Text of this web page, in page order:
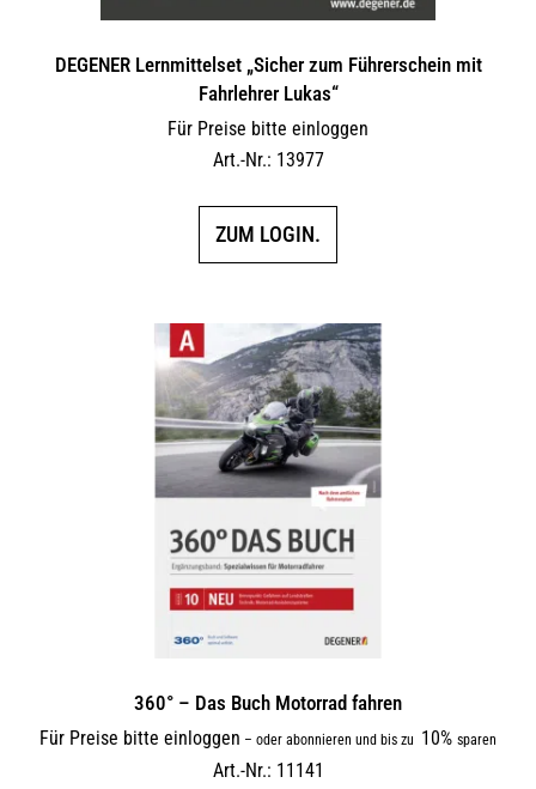
DEGENER Lernmittelset „Sicher zum Führerschein mit
Fahrlehrer Lukas“
Für Preise bitte einloggen
Art.-Nr.: 13977
ZUM LOGIN.
360° – Das Buch Motorrad fahren
Für Preise bitte einloggen – oder abonnieren und bis zu 10% sparen
Art.-Nr.: 11141